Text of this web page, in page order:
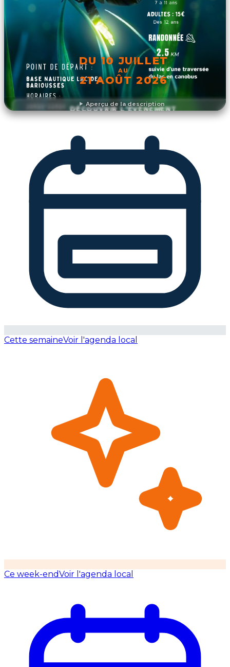
Aperçu de la description
DU 10 JUILLET
AU
21 AOÛT 2026
DÉCOUVRIR L'ÉVÉNEMENT
Cette semaineVoir l'agenda local
Ce week-endVoir l'agenda local